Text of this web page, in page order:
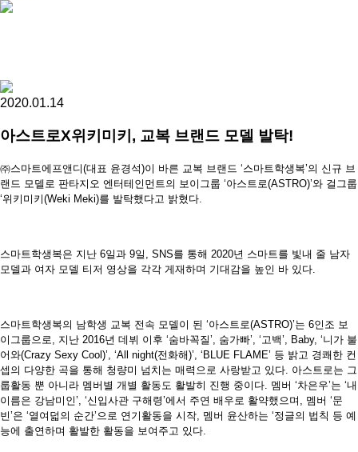
2020.01.14
아스트로X위키미키, 교복 브랜드 모델 발탁!
㈜스마트에프앤디(대표 윤경석)이 바른 교복 브랜드 ‘스마트학생복’의 신규 브
랜드 모델로 판타지오 엔터테인먼트의 보이그룹 ‘아스트로(ASTRO)’와 걸그룹
‘위키미키(Weki Meki)를 발탁했다고 밝혔다.
스마트학생복은 지난 6일과 9일, SNS를 통해 2020년 스마트를 빛내 줄 남자
모델과 여자 모델 티저 영상을 각각 게재하며 기대감을 높인 바 있다.
스마트학생복의 남학생 교복 전속 모델이 된 ‘아스트로(ASTRO)’는 6인조 보
이그룹으로, 지난 2016년 데뷔 이후 ‘숨바꼭질’, 숨가빠’, ‘고백’, Baby, ‘니가 불
어와(Crazy Sexy Cool)’, ‘All night(전화해)’, ‘BLUE FLAME’ 등 밝고 경쾌한 컨
셉의 다양한 곡을 통해 청량미 넘치는 매력으로 사랑받고 있다. 아스트로는 그
룹활동 뿐 아니라 멤버별 개별 활동도 활발히 진행 중이다. 멤버 ‘차은우’는 ‘내
이름은 강남미인’, ‘신입사관 구해령’에서 주연 배우로 활약했으며, 멤버 ‘문
빈’은 ‘열여덟의 순간’으로 연기활동을 시작, 멤버 윤산하는 ‘정글의 법칙 등 예
능에 출연하며 활발한 활동을 보여주고 있다.